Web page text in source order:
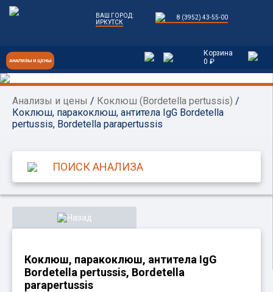
АНАЛИЗЫ И ЦЕНЫ
ВАШ ГОРОД:
ИРКУТСК
8 (3952) 43-55-00
Корзина
0 ₽
Анализы и цены / Коклюш (Bordetella pertussis) /
Коклюш, паракоклюш, антитела IgG Bordetella
pertussis, Bordetella parapertussis
Назад
Коклюш, паракоклюш, антитела IgG
Bordetella pertussis, Bordetella
parapertussis